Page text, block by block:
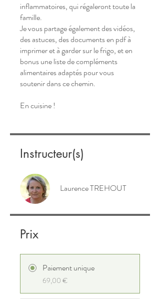
inflammatoires, qui régaleront toute la
famille.
Je vous partage également des vidéos,
des astuces, des documents en pdf à
imprimer et à garder sur le frigo, et en
bonus une liste de compléments
alimentaires adaptés pour vous
soutenir dans ce chemin.
Instructeur(s)
Laurence TREHOUT
Prix
Paiement unique
69,00 €